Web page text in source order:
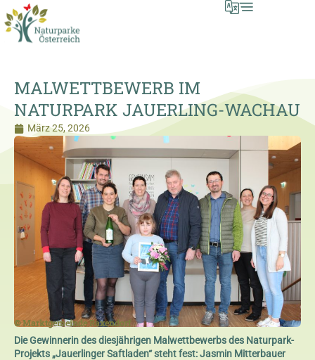
MALWETTBEWERB IM
NATURPARK JAUERLING-WACHAU
März 25, 2026
© Marktgemeinde Raxendorf
Die Gewinnerin des diesjährigen Malwettbewerbs des Naturpark-
Projekts „Jauerlinger Saftladen“ steht fest: Jasmin Mitterbauer